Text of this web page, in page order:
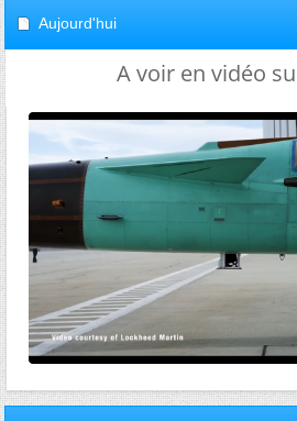
Aujourd'hui
A voir en vidéo